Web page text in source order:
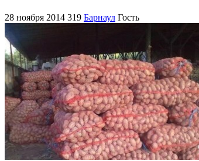
28 ноября 2014 319 Барнаул Гость